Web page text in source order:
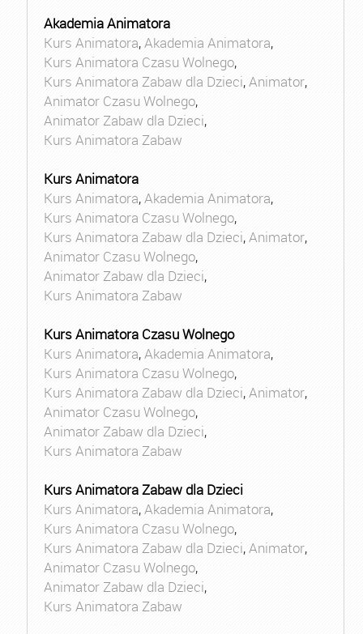
Akademia Animatora
Kurs Animatora,Akademia Animatora,
Kurs Animatora Czasu Wolnego,
Kurs Animatora Zabaw dla Dzieci,Animator,
Animator Czasu Wolnego,
Animator Zabaw dla Dzieci,
Kurs Animatora Zabaw
Kurs Animatora
Kurs Animatora,Akademia Animatora,
Kurs Animatora Czasu Wolnego,
Kurs Animatora Zabaw dla Dzieci,Animator,
Animator Czasu Wolnego,
Animator Zabaw dla Dzieci,
Kurs Animatora Zabaw
Kurs Animatora Czasu Wolnego
Kurs Animatora,Akademia Animatora,
Kurs Animatora Czasu Wolnego,
Kurs Animatora Zabaw dla Dzieci,Animator,
Animator Czasu Wolnego,
Animator Zabaw dla Dzieci,
Kurs Animatora Zabaw
Kurs Animatora Zabaw dla Dzieci
Kurs Animatora,Akademia Animatora,
Kurs Animatora Czasu Wolnego,
Kurs Animatora Zabaw dla Dzieci,Animator,
Animator Czasu Wolnego,
Animator Zabaw dla Dzieci,
Kurs Animatora Zabaw